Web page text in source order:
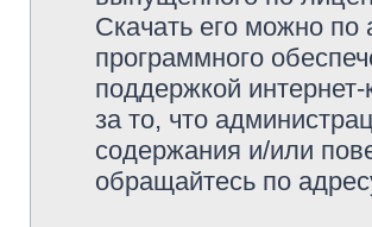
Скачать его можно по
программного
поддержкой
за то, что
содержания и/или
обращайтесь по